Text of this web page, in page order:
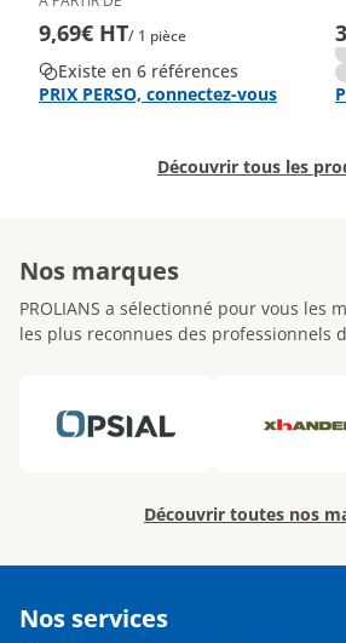
9,69€ HT/ 1 pièce
Existe en 6 références
PRIX PERSO, connectez-vous
Découvrir tous les
Nos marques
PROLIANS a sélectionné pour vous les
les plus reconnues des professionnels
Découvrir toutes nos
Nos services